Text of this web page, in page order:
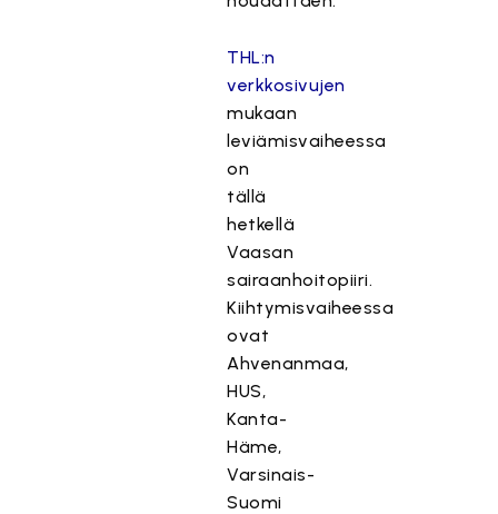
THL:n
verkkosivujen
mukaan
leviämisvaiheessa
on
tällä
hetkellä
Vaasan
sairaanhoitopiiri.
Kiihtymisvaiheessa
ovat
Ahvenanmaa,
HUS,
Kanta-
Häme,
Varsinais-
Suomi